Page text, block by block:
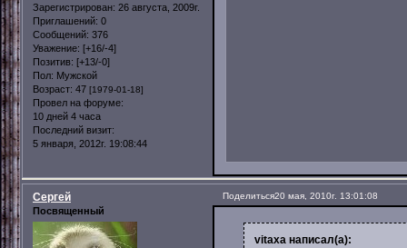
Зарегистрирован: 26 августа, 2009г.
Приглашений: 0
Сообщений: 376
Уважение: [+16/-4]
Позитив: [+13/-0]
Пол: Мужской
Возраст: 47 [1979-01-18]
Провел на форуме:
10 дней 4 часа
Последний визит:
5 января, 2012г. 19:08:44
Поделиться20 мая, 2010г. 13:01:08
Сергей
Посвященный
vitaxa написал(а):